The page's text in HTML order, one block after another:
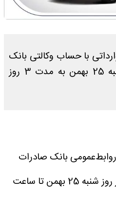
وارداتی با حساب وکالتی بانک
صادرات ایران از روز شنبه 25 بهمن به مدت 3 روز
بانک صادرات
ایران، مشتریان می‌توانند از روز شنبه 25 بهمن تا ساعت